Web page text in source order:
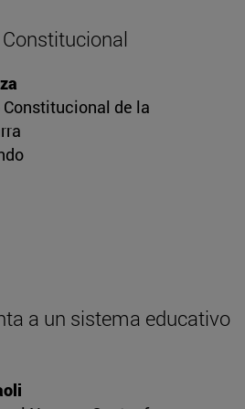
de la
a un sistema educativo